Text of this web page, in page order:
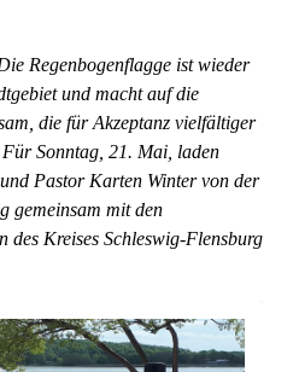
Regenbogenflagge ist wieder
und macht auf die
die für Akzeptanz vielfältiger
Sonntag, 21. Mai, laden
Pastor Karten Winter von der
gemeinsam mit den
des Kreises Schleswig-Flensburg